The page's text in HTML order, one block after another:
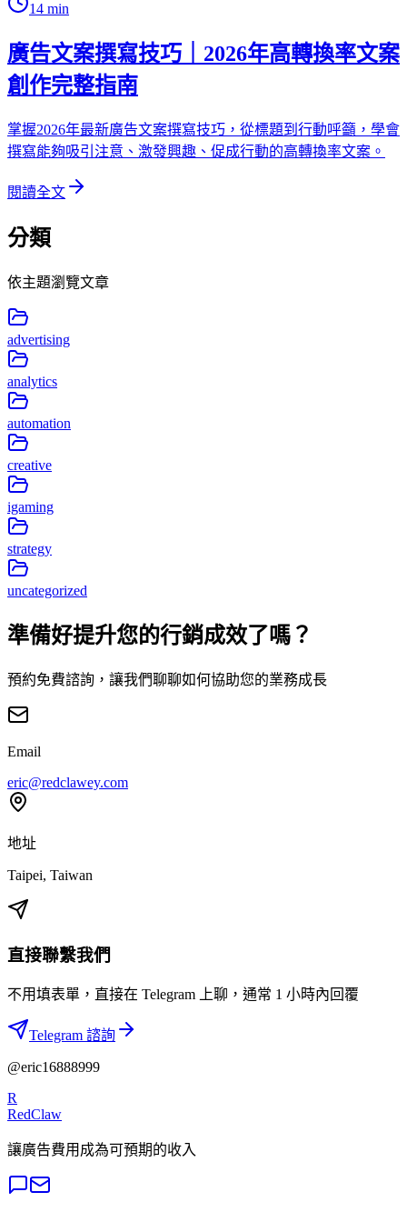
14 min
廣告文案撰寫技巧｜2026年高轉換率文案
創作完整指南
掌握2026年最新廣告文案撰寫技巧，從標題到行動呼籲，學會
撰寫能夠吸引注意、激發興趣、促成行動的高轉換率文案。
閱讀全文
分類
依主題瀏覽文章
advertising
analytics
automation
creative
igaming
strategy
uncategorized
準備好提升您的行銷成效了嗎？
預約免費諮詢，讓我們聊聊如何協助您的業務成長
Email
eric@redclawey.com
地址
Taipei, Taiwan
直接聯繫我們
不用填表單，直接在 Telegram 上聊，通常 1 小時內回覆
Telegram 諮詢
@eric16888999
R
RedClaw
讓廣告費用成為可預期的收入